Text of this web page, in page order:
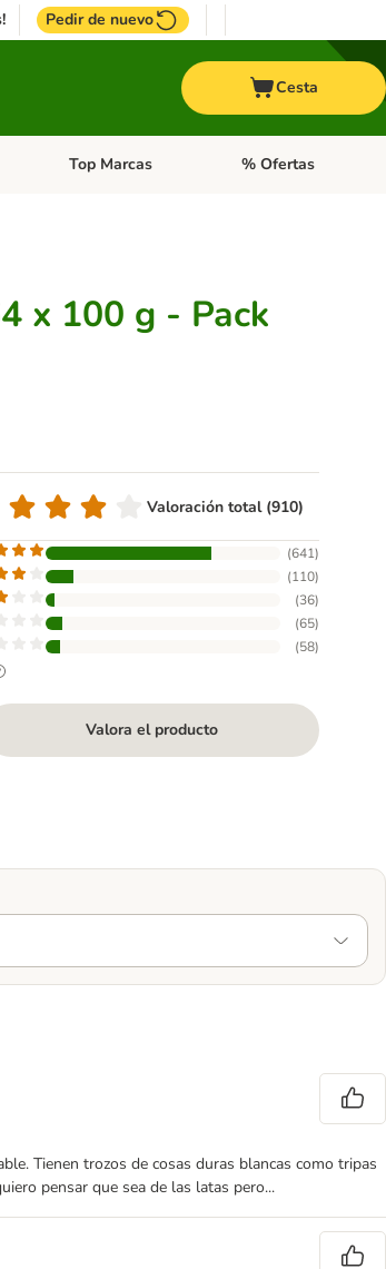
Pedir de nuevo
Cesta
Pájaros
Menú de categoria abierto: Otros animales
Top Marcas Menú de categoria
% Ofertas
x 100 g - Pack
Valoración total (910)
(641)
(110)
(36)
(65)
(58)
Valora el producto
Tienen trozos de cosas duras blancas como tripas
pensar que sea de las latas pero...